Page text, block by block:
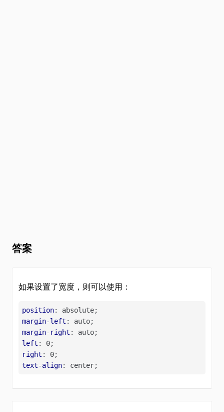
答案
如果设置了宽度，则可以使用：
position
margin-left
margin-right
left
right
text-align: center;